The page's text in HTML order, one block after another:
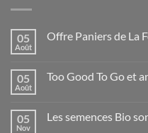
05
Août
Offre Paniers de La
Offre
Ferme
de
05
Août
Too Good To Go et
Too
05
Nov
Les semences Bio